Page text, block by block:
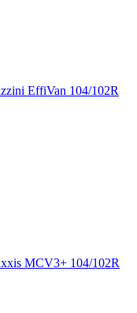
EffiVan 104/102R
MCV3+ 104/102R